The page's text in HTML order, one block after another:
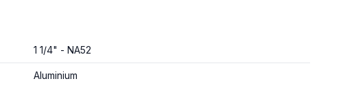
1 1/4" - NA52
Aluminium